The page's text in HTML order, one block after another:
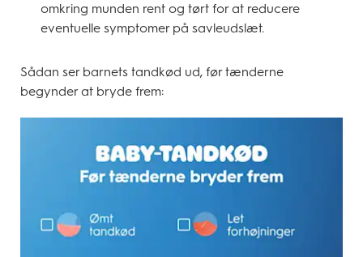
omkring munden rent og tørt for at reducere
eventuelle symptomer på savleudslæt.
Sådan ser barnets tandkød ud, før tænderne
begynder at bryde frem: